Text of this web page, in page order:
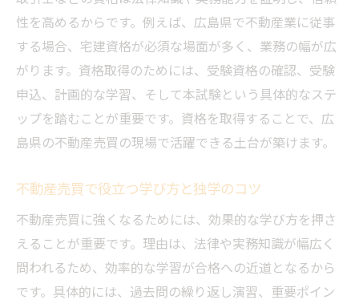
実務に直結する不動産売買スキルの磨き方
不動産売買の業務で資格が評価される場面
不動産売買資格を活かした現場の信頼構築
術
不動産売買と資格の相乗効果を実感する方
法
資格取得が不動産売買キャリアに与える影
響
不動産売買分野でのキャリアアップ実現法
資格取得後に広がる不動産売買の活躍フィ
ールド
性を高めるからです。例えば、広島県で不動産業に従事
する場合、宅建資格が必須な場面が多く、業務の幅が広
がります。資格取得のためには、受験資格の確認、受験
申込、計画的な学習、そして本試験という具体的なステ
ップを踏むことが重要です。資格を取得することで、広
島県の不動産売買の現場で活躍できる土台が築けます。
不動産売買で役立つ学び方と独学のコツ
不動産売買に強くなるためには、効果的な学び方を押さ
えることが重要です。理由は、法律や実務知識が幅広く
問われるため、効率的な学習が合格への近道となるから
です。具体的には、過去問の繰り返し演習、重要ポイン